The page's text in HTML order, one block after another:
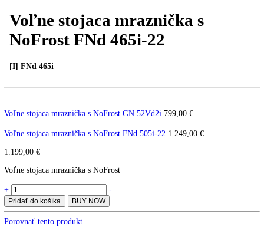
Voľne stojaca mraznička s
NoFrost FNd 465i-22
[I] FNd 465i